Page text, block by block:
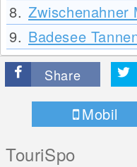
8. Zwischenahner
9. Badesee
Share
Mobil
TouriSpo